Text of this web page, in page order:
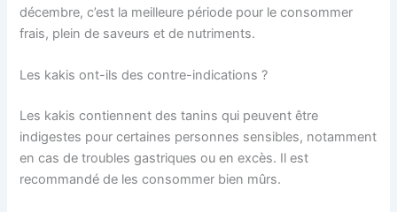
décembre, c’est la meilleure période pour le consommer
frais, plein de saveurs et de nutriments.
Les kakis ont-ils des contre-indications ?
Les kakis contiennent des tanins qui peuvent être
indigestes pour certaines personnes sensibles, notamment
en cas de troubles gastriques ou en excès. Il est
recommandé de les consommer bien mûrs.